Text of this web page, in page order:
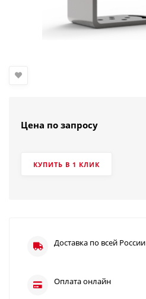
Цена по запросу
КУПИТЬ В 1 КЛИК
Доставка по всей России
Оплата онлайн